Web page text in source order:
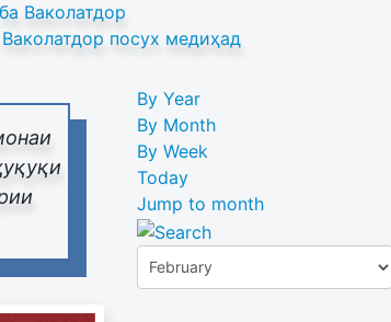
Ваколатдор
посух медиҳад
By Year
By Month
By Week
Today
Jump to month